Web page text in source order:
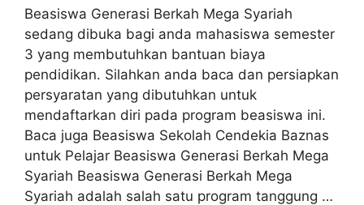
Beasiswa Generasi Berkah Mega Syariah
sedang dibuka bagi anda mahasiswa semester
3 yang membutuhkan bantuan biaya
pendidikan. Silahkan anda baca dan persiapkan
persyaratan yang dibutuhkan untuk
mendaftarkan diri pada program beasiswa ini.
Baca juga Beasiswa Sekolah Cendekia Baznas
untuk Pelajar Beasiswa Generasi Berkah Mega
Syariah Beasiswa Generasi Berkah Mega
Syariah adalah salah satu program tanggung …